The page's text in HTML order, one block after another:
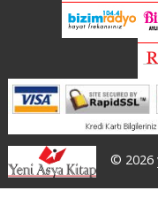
© 2026